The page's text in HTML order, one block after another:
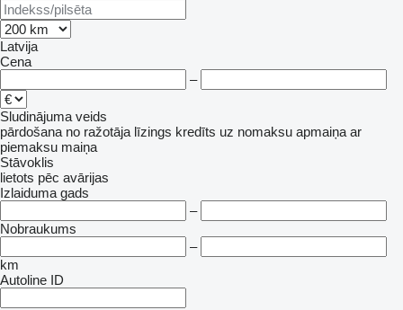
Latvija
Cena
–
Sludinājuma veids
pārdošana no ražotāja līzings kredīts uz nomaksu apmaiņa ar
piemaksu maiņa
Stāvoklis
lietots pēc avārijas
Izlaiduma gads
–
Nobraukums
–
km
Autoline ID